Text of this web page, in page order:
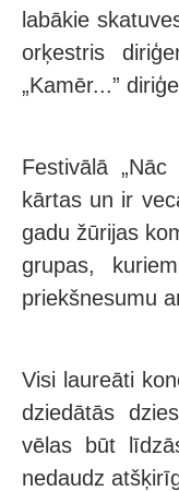
labākie
orķestris
„Kamēr...”
Festivālā
kārtas un ir
gadu žūrijas
grupas,
priekšnesumu
Visi laureāti
dziedātās
vēlas būt
nedaudz